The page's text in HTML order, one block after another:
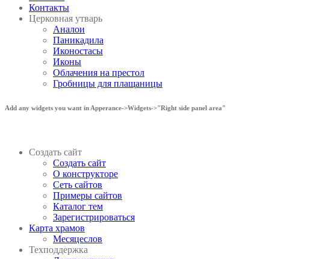
Контакты
Церковная утварь
Аналои
Паникадила
Иконостасы
Иконы
Облачения на престол
Гробницы для плащаницы
Add any widgets you want in Apperance->Widgets->"Right side panel area"
Создать сайт
Создать сайт
О конструкторе
Сеть сайтов
Примеры сайтов
Каталог тем
Зарегистрироваться
Карта храмов
Месяцеслов
Техподдержка